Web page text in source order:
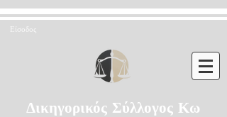
Είσοδος
Δικηγορικός Σύλλογος Κω